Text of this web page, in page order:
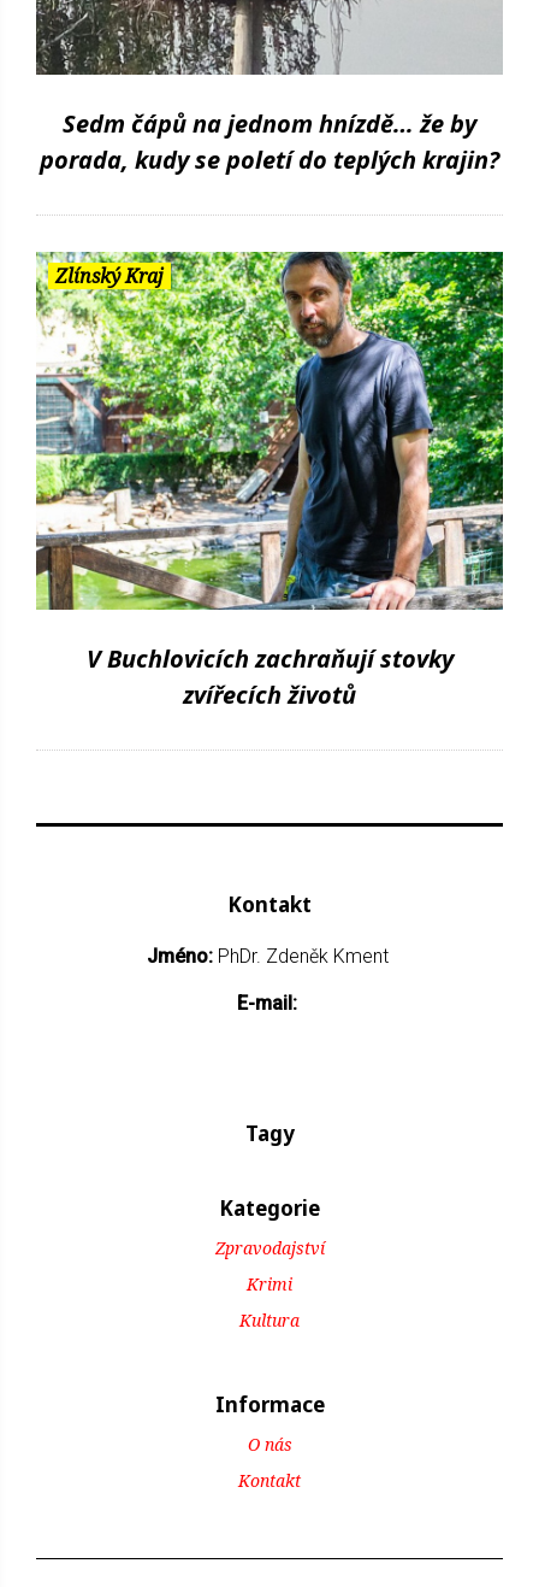
Sedm čápů na jednom hnízdě… že by
porada, kudy se poletí do teplých krajin?
Zlínský Kraj
V Buchlovicích zachraňují stovky
zvířecích životů
Kontakt
Jméno: PhDr. Zdeněk Kment
E-mail:
Tagy
Kategorie
Zpravodajství
Krimi
Kultura
Informace
O nás
Kontakt